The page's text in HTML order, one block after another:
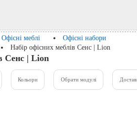
Офісні меблі
Офісні набори
Набір офісних меблів Сенс | Lion
Сенс | Lion
Кольори Обрати модулі